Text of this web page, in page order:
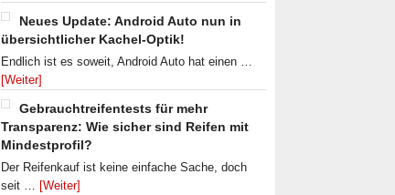
Neues Update: Android Auto nun in
übersichtlicher Kachel-Optik!
Endlich ist es soweit, Android Auto hat einen …
[Weiter]
Gebrauchtreifentests für mehr
Transparenz: Wie sicher sind Reifen mit
Mindestprofil?
Der Reifenkauf ist keine einfache Sache, doch
seit … [Weiter]